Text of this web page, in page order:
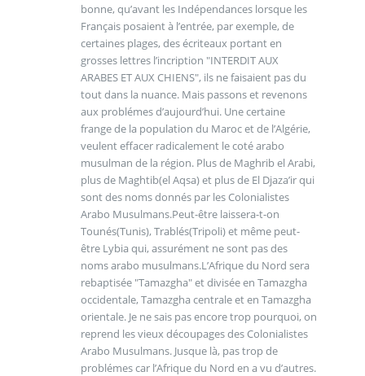
bonne, qu’avant les Indépendances lorsque les
Français posaient à l’entrée, par exemple, de
certaines plages, des écriteaux portant en
grosses lettres l’incription "INTERDIT AUX
ARABES ET AUX CHIENS", ils ne faisaient pas du
tout dans la nuance. Mais passons et revenons
aux problémes d’aujourd’hui. Une certaine
frange de la population du Maroc et de l’Algérie,
veulent effacer radicalement le coté arabo
musulman de la région. Plus de Maghrib el Arabi,
plus de Maghtib(el Aqsa) et plus de El Djaza’ir qui
sont des noms donnés par les Colonialistes
Arabo Musulmans.Peut-être laissera-t-on
Tounés(Tunis), Trablés(Tripoli) et même peut-
être Lybia qui, assurément ne sont pas des
noms arabo musulmans.L’Afrique du Nord sera
rebaptisée "Tamazgha" et divisée en Tamazgha
occidentale, Tamazgha centrale et en Tamazgha
orientale. Je ne sais pas encore trop pourquoi, on
reprend les vieux découpages des Colonialistes
Arabo Musulmans. Jusque là, pas trop de
problémes car l’Afrique du Nord en a vu d’autres.